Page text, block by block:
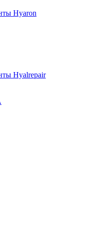
Hyaron
Hyalrepair